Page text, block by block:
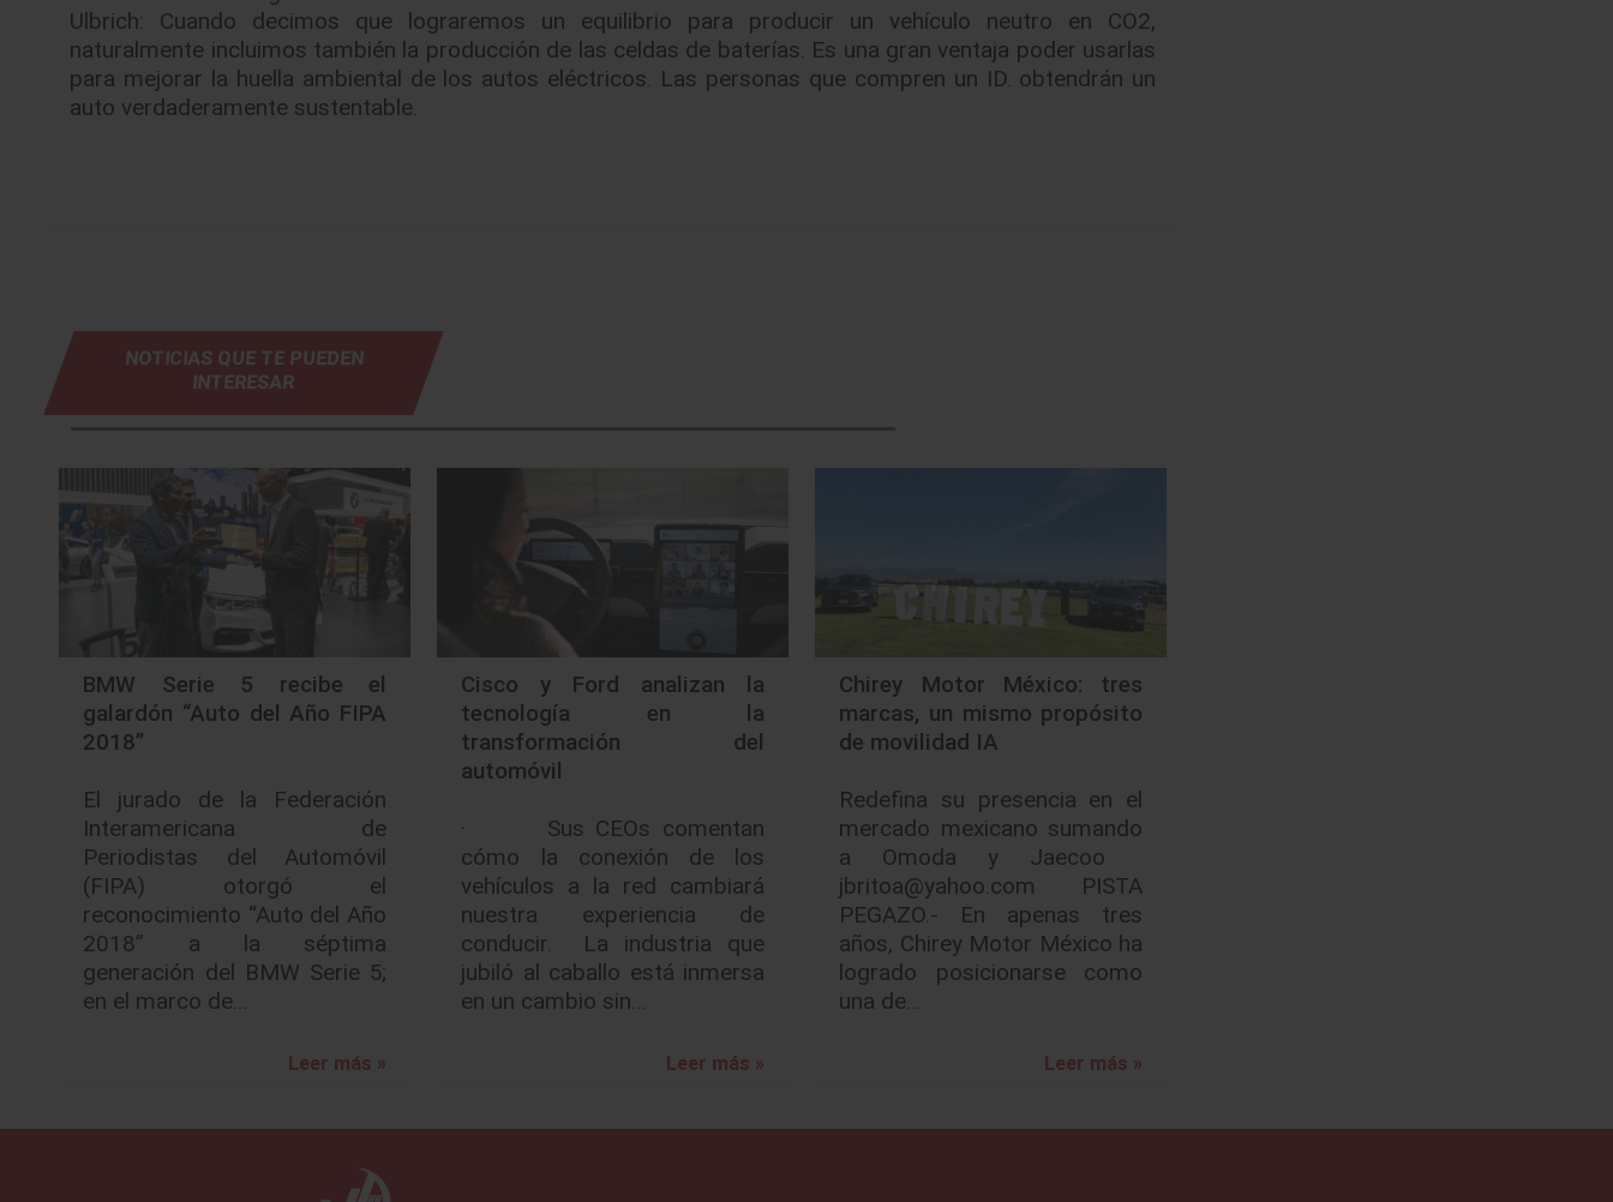
Ulbrich: Cuando decimos que lograremos un equilibrio para producir un vehículo neutro en CO2,
naturalmente incluimos también la producción de las celdas de baterías. Es una gran ventaja poder usarlas
para mejorar la huella ambiental de los autos eléctricos. Las personas que compren un ID. obtendrán un
auto verdaderamente sustentable.
NOTICIAS QUE TE PUEDEN
INTERESAR
BMW Serie 5 recibe el
galardón “Auto del Año FIPA
2018”
El jurado de la Federación
Interamericana de
Periodistas del Automóvil
(FIPA) otorgó el
reconocimiento “Auto del Año
2018” a la séptima
generación del BMW Serie 5;
en el marco de…
Leer más »
Cisco y Ford analizan la
tecnología en la
transformación del
automóvil
· Sus CEOs comentan
cómo la conexión de los
vehículos a la red cambiará
nuestra experiencia de
conducir. La industria que
jubiló al caballo está inmersa
en un cambio sin…
Leer más »
Chirey Motor México: tres
marcas, un mismo propósito
de movilidad IA
Redefina su presencia en el
mercado mexicano sumando
a Omoda y Jaecoo
jbritoa@yahoo.com PISTA
PEGAZO.- En apenas tres
años, Chirey Motor México ha
logrado posicionarse como
una de…
Leer más »